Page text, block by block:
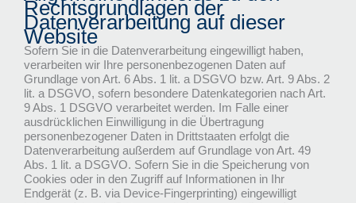
Rechtsgrundlagen der
Datenverarbeitung auf dieser
Website
Sofern Sie in die Datenverarbeitung eingewilligt haben,
verarbeiten wir Ihre personenbezogenen Daten auf
Grundlage von Art. 6 Abs. 1 lit. a DSGVO bzw. Art. 9 Abs. 2
lit. a DSGVO, sofern besondere Datenkategorien nach Art.
9 Abs. 1 DSGVO verarbeitet werden. Im Falle einer
ausdrücklichen Einwilligung in die Übertragung
personenbezogener Daten in Drittstaaten erfolgt die
Datenverarbeitung außerdem auf Grundlage von Art. 49
Abs. 1 lit. a DSGVO. Sofern Sie in die Speicherung von
Cookies oder in den Zugriff auf Informationen in Ihr
Endgerät (z. B. via Device-Fingerprinting) eingewilligt